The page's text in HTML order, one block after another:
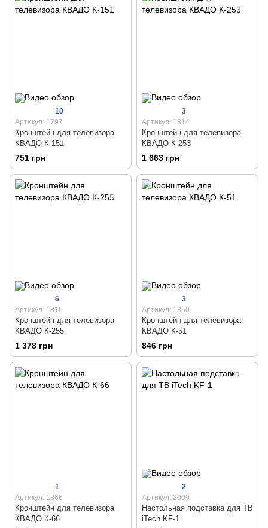
10
Артикул: 1797
Кронштейн для телевизора
КВАДО К-151
751 грн
3
Артикул: 1814
Кронштейн для телевизора
КВАДО К-253
1 663 грн
6
Артикул: 1816
Кронштейн для телевизора
КВАДО К-255
1 378 грн
3
Артикул: 1850
Кронштейн для телевизора
КВАДО К-51
846 грн
1
Артикул: 1866
Кронштейн для телевизора
КВАДО К-66
2
Артикул: 2009
Настольная подставка для ТВ
iTech KF-1